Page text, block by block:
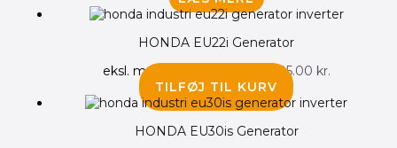
HONDA EU22i Generator
eksl. moms
15,495.00 kr.
TILFØJ TIL KURV
HONDA EU30is Generator